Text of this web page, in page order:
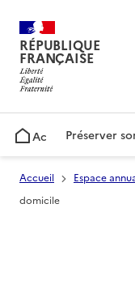
RÉPUBLIQUE
FRANÇAISE
AccueilPréserver
Accueil Espace
domicile